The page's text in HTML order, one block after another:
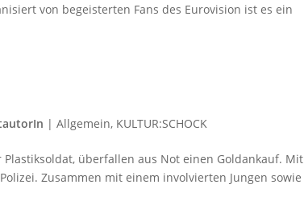
von begeisterten Fans des Eurovision ist es ein
|Allgemein, KULTUR:SCHOCK
überfallen aus Not einen Goldankauf. Mit
Zusammen mit einem involvierten Jungen sowie